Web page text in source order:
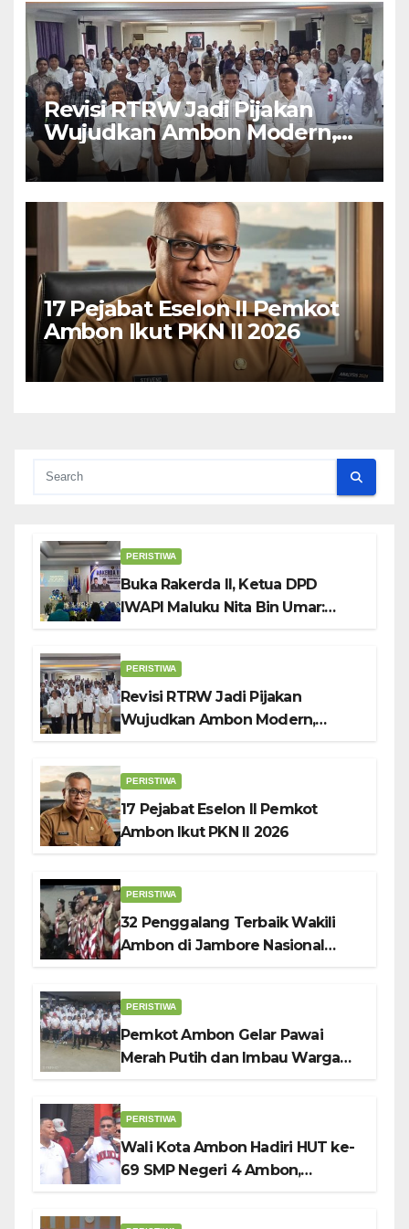
Revisi RTRW Jadi Pijakan
Wujudkan Ambon Modern,
Nyaman dan Berkelanjutan,
Kata Wali Kota Bodewin
17 Pejabat Eselon II Pemkot
Ambon Ikut PKN II 2026
PERISTIWA
Buka Rakerda II, Ketua DPD
IWAPI Maluku Nita Bin Umar:
PERISTIWA
Revisi RTRW Jadi Pijakan
Wujudkan Ambon Modern,
PERISTIWA
17 Pejabat Eselon II Pemkot
Ambon Ikut PKN II 2026
PERISTIWA
32 Penggalang Terbaik Wakili
Ambon di Jambore Nasional
PERISTIWA
Pemkot Ambon Gelar Pawai
Merah Putih dan Imbau Warga
PERISTIWA
Wali Kota Ambon Hadiri HUT ke-
69 SMP Negeri 4 Ambon,